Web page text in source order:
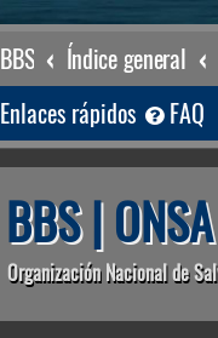
BBS Índice general
Enlaces rápidos FAQ
BBS |
Organización Nacional de